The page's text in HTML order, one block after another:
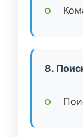
8.